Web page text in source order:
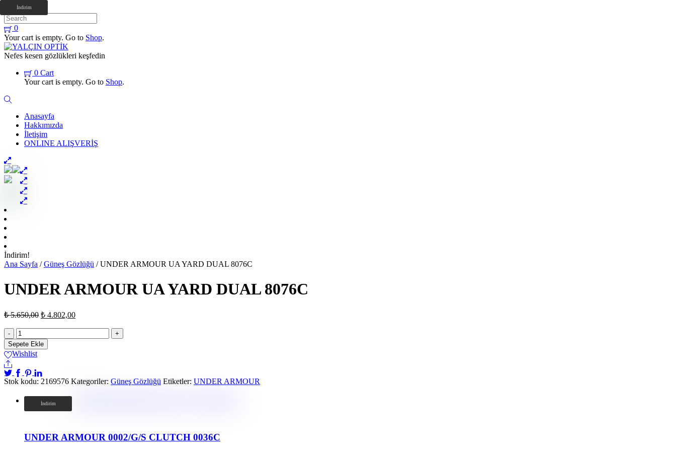
Close
Skip
to
content
0
Your cart is empty. Go to Shop.
Menu
Nefes kesen gözlükleri keşfedin
0 Cart
Your cart is empty. Go to Shop.
Anasayfa
Hakkımızda
İletişim
ONLINE ALIŞVERİŞ
Close
Menu
İndirim
İndirim!
Ana Sayfa /Güneş Gözlüğü / UNDER ARMOUR UA YARD DUAL 8076C
UNDER ARMOUR UA YARD DUAL 8076C
₺5.650,00 ₺ 4.802,00
UNDER
ARMOUR
UA
YARD
DUAL
8076C
adet
Sepete Ekle
Wishlist
Share
Stok kodu: 2169576 Kategoriler: Güneş Gözlüğü Etiketler: UNDER ARMOUR
İndirim!
İndirim
UNDER ARMOUR 0002/G/S CLUTCH 0036C